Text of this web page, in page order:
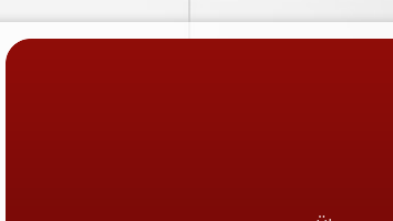
Navigation